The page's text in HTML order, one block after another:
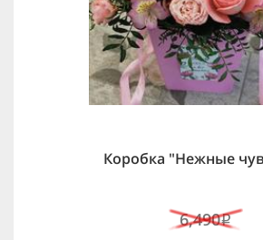
Коробка "Нежные
6,490i